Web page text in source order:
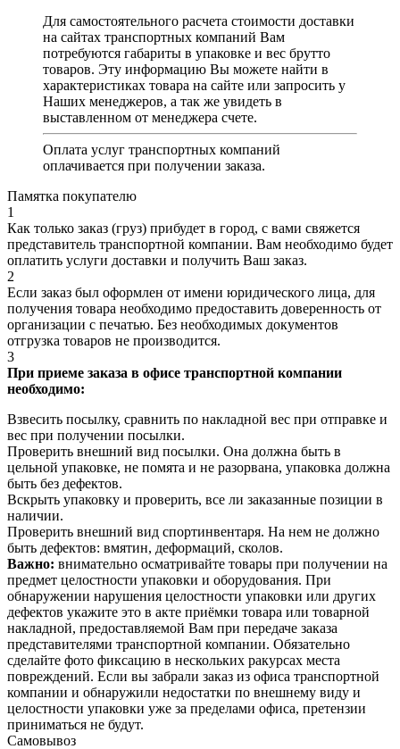
Для самостоятельного расчета стоимости доставки
на сайтах транспортных компаний Вам
потребуются габариты в упаковке и вес брутто
товаров. Эту информацию Вы можете найти в
характеристиках товара на сайте или запросить у
Наших менеджеров, а так же увидеть в
выставленном от менеджера счете.
Оплата услуг транспортных компаний
оплачивается при получении заказа.
Памятка покупателю
1
Как только заказ (груз) прибудет в город, с вами свяжется
представитель транспортной компании. Вам необходимо будет
оплатить услуги доставки и получить Ваш заказ.
2
Если заказ был оформлен от имени юридического лица, для
получения товара необходимо предоставить доверенность от
организации с печатью. Без необходимых документов
отгрузка товаров не производится.
3
При приеме заказа в офисе транспортной компании
необходимо:
Взвесить посылку, сравнить по накладной вес при отправке и
вес при получении посылки.
Проверить внешний вид посылки. Она должна быть в
цельной упаковке, не помята и не разорвана, упаковка должна
быть без дефектов.
Вскрыть упаковку и проверить, все ли заказанные позиции в
наличии.
Проверить внешний вид спортинвентаря. На нем не должно
быть дефектов: вмятин, деформаций, сколов.
Важно: внимательно осматривайте товары при получении на
предмет целостности упаковки и оборудования. При
обнаружении нарушения целостности упаковки или других
дефектов укажите это в акте приёмки товара или товарной
накладной, предоставляемой Вам при передаче заказа
представителями транспортной компании. Обязательно
сделайте фото фиксацию в нескольких ракурсах места
повреждений. Если вы забрали заказ из офиса транспортной
компании и обнаружили недостатки по внешнему виду и
целостности упаковки уже за пределами офиса, претензии
приниматься не будут.
Самовывоз